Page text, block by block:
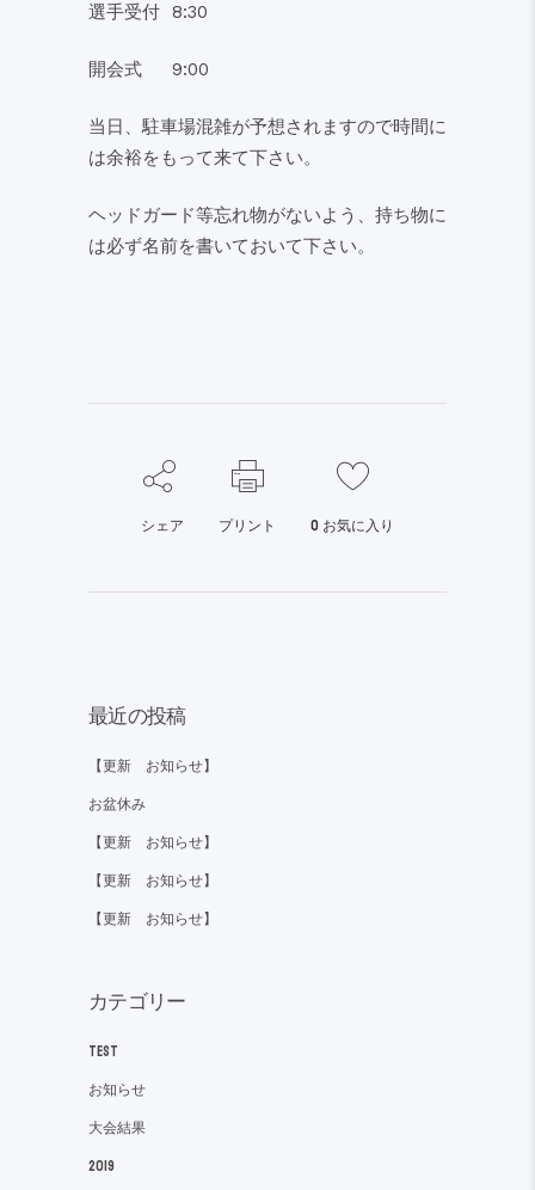
選手受付 8:30
開会式 9:00
当日、駐車場混雑が予想されますので時間に
は余裕をもって来て下さい。
ヘッドガード等忘れ物がないよう、持ち物に
は必ず名前を書いておいて下さい。
シェア プリント 0お気に入り
最近の投稿
【更新 お知らせ】
お盆休み
【更新 お知らせ】
【更新 お知らせ】
【更新 お知らせ】
カテゴリー
TEST
お知らせ
大会結果
2019